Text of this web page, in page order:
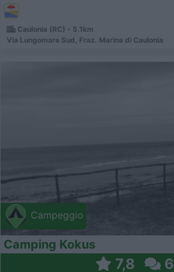
Caulonia (RC) - 5.1km
Via Lungomare Sud, Fraz. Marina di Caulonia
Campeggio
Camping Kokus
7,8 6